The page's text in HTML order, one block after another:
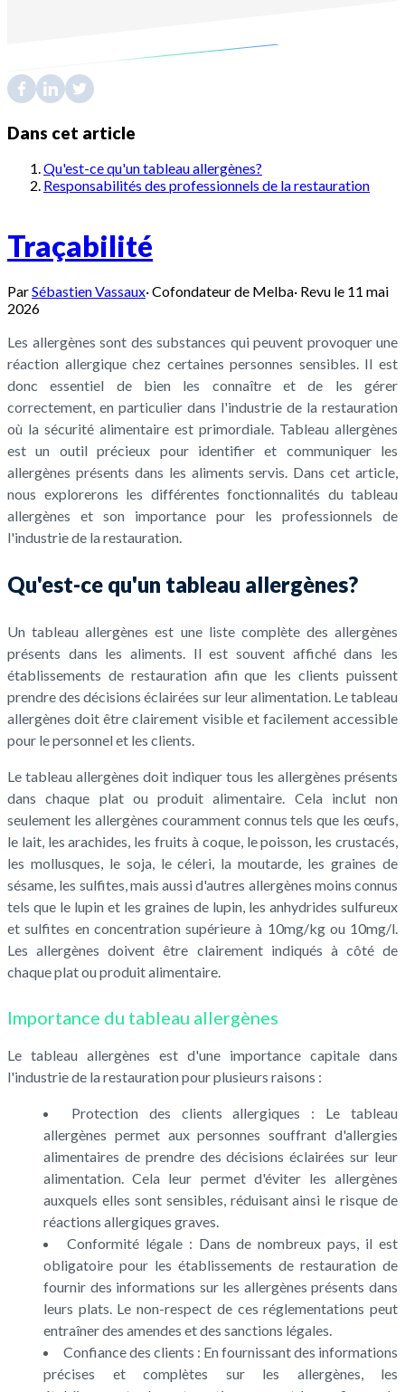
Dans cet article
Qu'est-ce qu'un tableau allergènes?
Responsabilités des professionnels de la restauration
Traçabilité
ParSébastien Vassaux·Cofondateur de Melba· Revu le 11 mai
2026
Les allergènes sont des substances qui peuvent provoquer une
réaction allergique chez certaines personnes sensibles. Il est
donc essentiel de bien les connaître et de les gérer
correctement, en particulier dans l'industrie de la restauration
où la sécurité alimentaire est primordiale. Tableau allergènes
est un outil précieux pour identifier et communiquer les
allergènes présents dans les aliments servis. Dans cet article,
nous explorerons les différentes fonctionnalités du tableau
allergènes et son importance pour les professionnels de
l'industrie de la restauration.
Qu'est-ce qu'un tableau allergènes?
Un tableau allergènes est une liste complète des allergènes
présents dans les aliments. Il est souvent affiché dans les
établissements de restauration afin que les clients puissent
prendre des décisions éclairées sur leur alimentation. Le tableau
allergènes doit être clairement visible et facilement accessible
pour le personnel et les clients.
Le tableau allergènes doit indiquer tous les allergènes présents
dans chaque plat ou produit alimentaire. Cela inclut non
seulement les allergènes couramment connus tels que les œufs,
le lait, les arachides, les fruits à coque, le poisson, les crustacés,
les mollusques, le soja, le céleri, la moutarde, les graines de
sésame, les sulfites, mais aussi d'autres allergènes moins connus
tels que le lupin et les graines de lupin, les anhydrides sulfureux
et sulfites en concentration supérieure à 10mg/kg ou 10mg/l.
Les allergènes doivent être clairement indiqués à côté de
chaque plat ou produit alimentaire.
Importance du tableau allergènes
Le tableau allergènes est d'une importance capitale dans
l'industrie de la restauration pour plusieurs raisons :
Protection des clients allergiques : Le tableau
allergènes permet aux personnes souffrant d'allergies
alimentaires de prendre des décisions éclairées sur leur
alimentation. Cela leur permet d'éviter les allergènes
auxquels elles sont sensibles, réduisant ainsi le risque de
réactions allergiques graves.
Conformité légale : Dans de nombreux pays, il est
obligatoire pour les établissements de restauration de
fournir des informations sur les allergènes présents dans
leurs plats. Le non-respect de ces réglementations peut
entraîner des amendes et des sanctions légales.
Confiance des clients : En fournissant des informations
précises et complètes sur les allergènes, les